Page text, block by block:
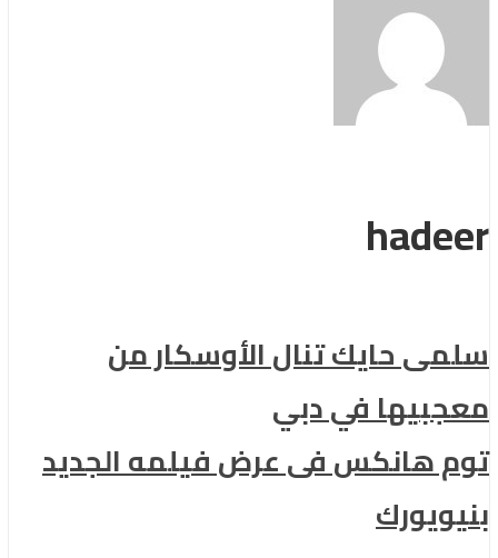
hadeer
سلمى حايك تنال الأوسكار من
معجبيها في دبي
توم هانكس فى عرض فيلمه الجديد
بنيويورك